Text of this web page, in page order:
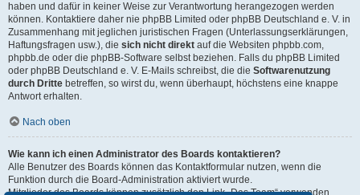
haben und dafür in keiner Weise zur Verantwortung herangezogen werden
können. Kontaktiere daher nie phpBB Limited oder phpBB Deutschland e. V. in
Zusammenhang mit jeglichen juristischen Fragen (Unterlassungserklärungen,
Haftungsfragen usw.), die sich nicht direkt auf die Websiten phpbb.com,
phpbb.de oder die phpBB-Software selbst beziehen. Falls du phpBB Limited
oder phpBB Deutschland e. V. E-Mails schreibst, die die Softwarenutzung
durch Dritte betreffen, so wirst du, wenn überhaupt, höchstens eine knappe
Antwort erhalten.
Nach oben
Wie kann ich einen Administrator des Boards kontaktieren?
Alle Benutzer des Boards können das Kontaktformular nutzen, wenn die
Funktion durch die Board-Administration aktiviert wurde.
Mitglieder des Boards können zusätzlich den Link „Das Team“ verwenden.